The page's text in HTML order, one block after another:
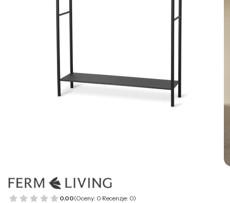
0.00(Oceny: 0 Recenzje: 0)